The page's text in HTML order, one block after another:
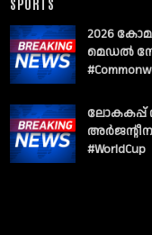
2026
മെഡൽ
ലോകകപ്പ്
#WorldCup